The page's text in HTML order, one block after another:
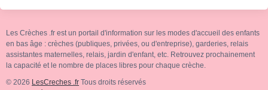
Les Crèches .fr est un portail d'information sur les modes d'accueil des enfants
en bas âge : crèches (publiques, privées, ou d'entreprise), garderies, relais
assistantes maternelles, relais, jardin d'enfant, etc. Retrouvez prochainement
la capacité et le nombre de places libres pour chaque crèche.
© 2026 LesCreches .fr Tous droits réservés